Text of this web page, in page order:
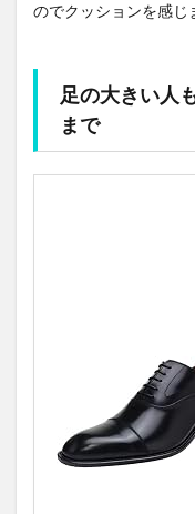
のでクッションを感じ
足の大きい人
まで